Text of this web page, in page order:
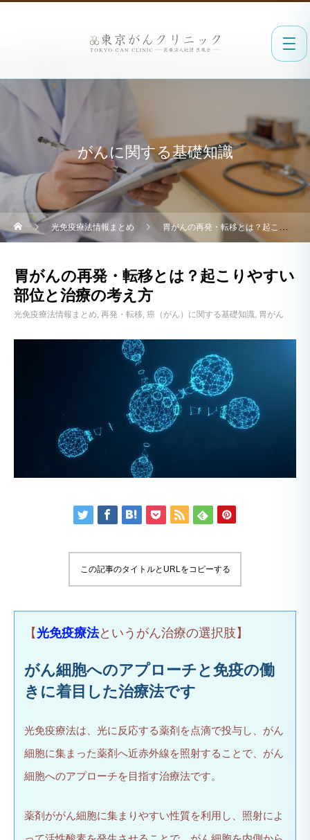
がんに関する基礎知識
光免疫療法情報まとめ 胃がんの再発・転移とは？起こりやすい部位と治療の考え方
胃がんの再発・転移とは？起こりやすい
部位と治療の考え方
光免疫療法情報まとめ 再発・転移 癌（がん）に関する基礎知識 胃がん
この記事のタイトルとURLをコピーする
【光免疫療法というがん治療の選択肢】
がん細胞へのアプローチと免疫の働
きに着目した治療法です
光免疫療法は、光に反応する薬剤を点滴で投与し、がん
細胞に集まった薬剤へ近赤外線を照射することで、がん
細胞へのアプローチを目指す治療法です。
薬剤ががん細胞に集まりやすい性質を利用し、照射によ